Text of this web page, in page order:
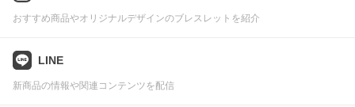
おすすめ商品やオリジナルデザインのブレスレットを紹介
LINE
新商品の情報や関連コンテンツを配信